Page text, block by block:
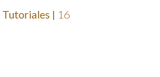
Tutoriales | 16